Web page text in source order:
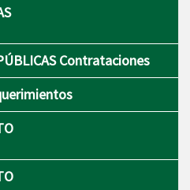
Contrataciones